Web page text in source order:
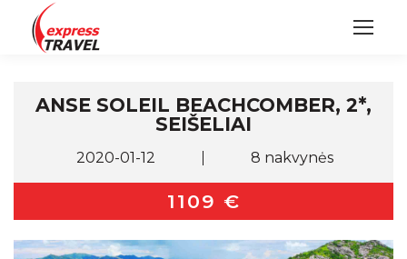
ANSE SOLEIL BEACHCOMBER, 2*,
SEIŠELIAI
2020-01-12 8 nakvynės
1109 €